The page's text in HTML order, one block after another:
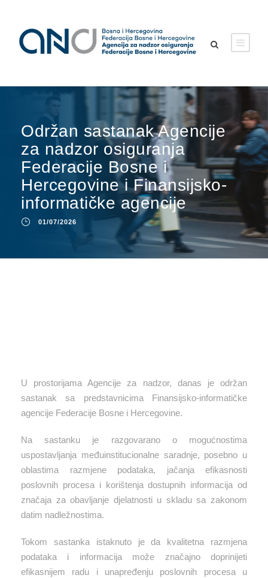
Održan sastanak Agencije
za nadzor osiguranja
Federacije Bosne i
Hercegovine i Finansijsko-
informatičke agencije
01/07/2026
U prostorijama Agencije za nadzor, danas je održan
sastanak sa predstavnicima Finansijsko-informatičke
agencije Federacije Bosne i Hercegovine.
Na sastanku je razgovarano o mogućnostima
uspostavljanja međuinstitucionalne saradnje, posebno u
oblastima razmjene podataka, jačanja efikasnosti
poslovnih procesa i korištenja dostupnih informacija od
značaja za obavljanje djelatnosti u skladu sa zakonom
datim nadležnostima.
Tokom sastanka istaknuto je da kvalitetna razmjena
podataka i informacija može značajno doprinijeti
efikasnijem radu i unapređenju poslovnih procesa u